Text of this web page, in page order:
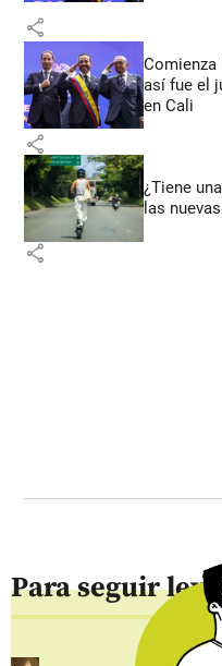
share
Comienza
así fue el
en Cali
share
¿Tiene
las
share
Para seguir